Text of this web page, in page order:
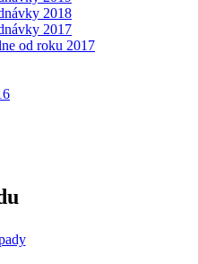
2018
2017
od roku 2017